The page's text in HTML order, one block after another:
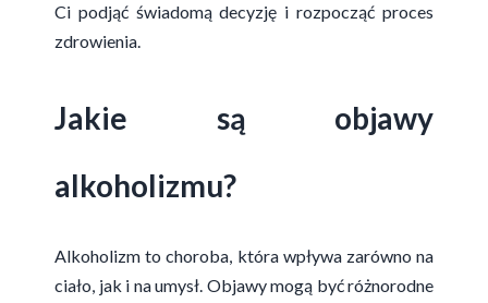
Ci podjąć świadomą decyzję i rozpocząć proces
zdrowienia.
Jakie są objawy
alkoholizmu?
Alkoholizm to choroba, która wpływa zarówno na
ciało, jak i na umysł. Objawy mogą być różnorodne